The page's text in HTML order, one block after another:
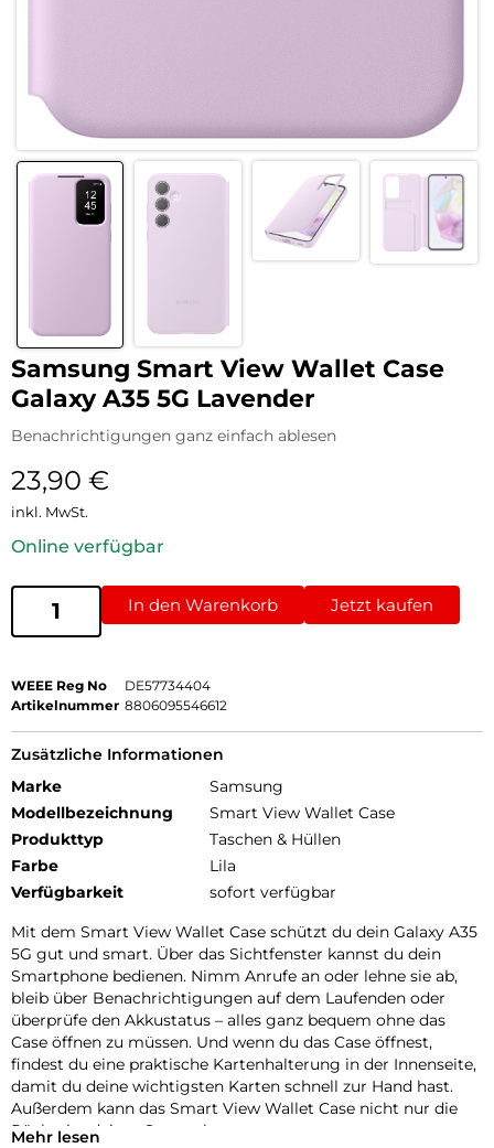
Samsung Smart View Wallet Case
Galaxy A35 5G Lavender
Benachrichtigungen ganz einfach ablesen
23,90 €
inkl. MwSt.
Online verfügbar
In den Warenkorb Jetzt kaufen
WEEE Reg No
DE57734404
Artikelnummer 8806095546612
Zusätzliche Informationen
Marke
Samsung
Modellbezeichnung
Smart View Wallet Case
Produkttyp
Taschen & Hüllen
Farbe
Lila
Verfügbarkeit
sofort verfügbar
Mit dem Smart View Wallet Case schützt du dein Galaxy A35
5G gut und smart. Über das Sichtfenster kannst du dein
Smartphone bedienen. Nimm Anrufe an oder lehne sie ab,
bleib über Benachrichtigungen auf dem Laufenden oder
überprüfe den Akkustatus – alles ganz bequem ohne das
Case öffnen zu müssen. Und wenn du das Case öffnest,
findest du eine praktische Kartenhalterung in der Innenseite,
damit du deine wichtigsten Karten schnell zur Hand hast.
Außerdem kann das Smart View Wallet Case nicht nur die
Rückseite deines Smartphones,
Mehr lesen